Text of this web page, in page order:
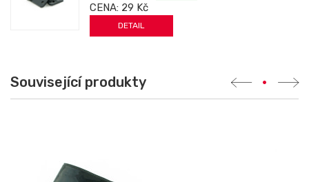
CENA: 29 Kč
DETAIL
Související produkty •